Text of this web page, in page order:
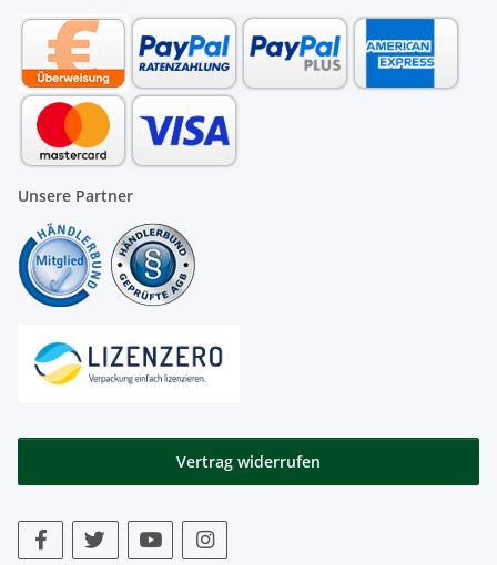
Unsere Partner
Vertrag widerrufen